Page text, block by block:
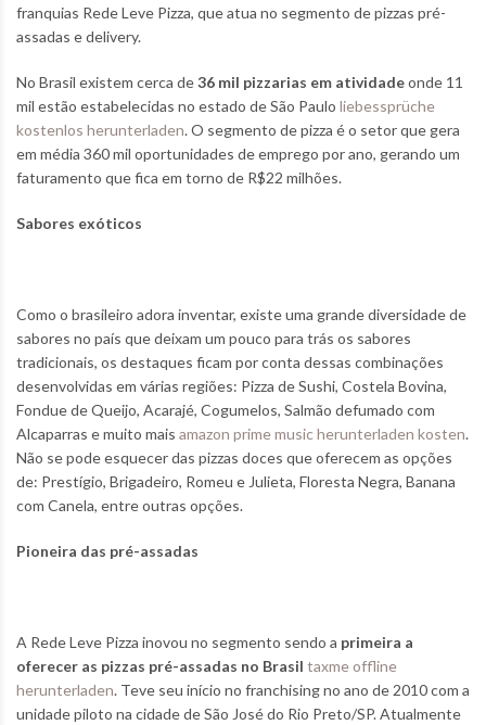
franquias Rede Leve Pizza, que atua no segmento de pizzas pré-
assadas e delivery.
No Brasil existem cerca de36 mil pizzarias em atividadeonde 11
mil estão estabelecidas no estado de São Paulo liebessprüche
kostenlos herunterladen. O segmento de pizza é o setor que gera
em média 360 mil oportunidades de emprego por ano, gerando um
faturamento que fica em torno de R$22 milhões.
Sabores exóticos
Como o brasileiro adora inventar, existe uma grande diversidade de
sabores no país que deixam um pouco para trás os sabores
tradicionais, os destaques ficam por conta dessas combinações
desenvolvidas em várias regiões: Pizza de Sushi, Costela Bovina,
Fondue de Queijo, Acarajé, Cogumelos, Salmão defumado com
Alcaparras e muito mais amazon prime music herunterladen kosten.
Não se pode esquecer das pizzas doces que oferecem as opções
de: Prestígio, Brigadeiro, Romeu e Julieta, Floresta Negra, Banana
com Canela, entre outras opções.
Pioneira das pré-assadas
A Rede Leve Pizza inovou no segmento sendo a primeira a
oferecer as pizzas pré-assadas no Brasil taxme offline
herunterladen. Teve seu início no franchising no ano de 2010 com a
unidade piloto na cidade de São José do Rio Preto/SP. Atualmente